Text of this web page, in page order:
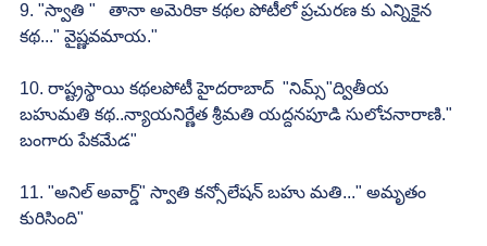
9. "స్వాతి "   తానా అమెరికా కథల పోటీలో ప్రచురణ కు ఎన్నికైన
కథ..." వైష్ణవమాయ."
10. రాష్ట్రస్థాయి కథలపోటీ హైదరాబాద్  "నిమ్స్"ద్వితీయ
బహుమతి కథ..న్యాయనిర్ణేత శ్రీమతి యద్దనపూడి సులోచనారాణి."
బంగారు పేకమేడ"
11. "అనిల్ అవార్డ్" స్వాతి కన్సోలేషన్ బహు మతి..." అమృతం
కురిసింది"